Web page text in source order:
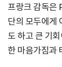
프랑크 감독은
단의 모두에게
도 하고 큰 기
한 마음가짐과